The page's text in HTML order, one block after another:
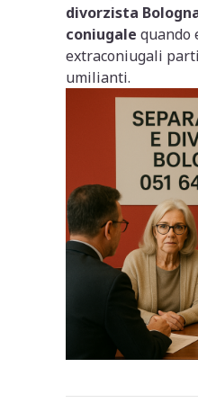
divorzista
coniugale quando
extraconiugali
umilianti.